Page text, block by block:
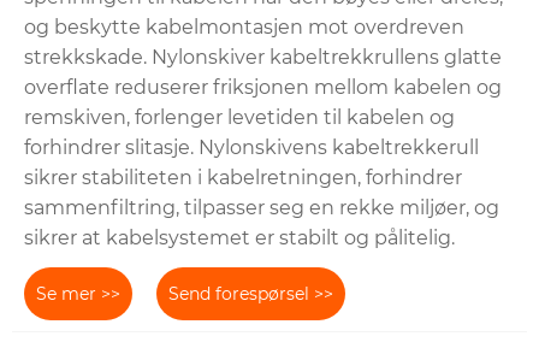
og beskytte kabelmontasjen mot overdreven
strekkskade. Nylonskiver kabeltrekkrullens glatte
overflate reduserer friksjonen mellom kabelen og
remskiven, forlenger levetiden til kabelen og
forhindrer slitasje. Nylonskivens kabeltrekkerull
sikrer stabiliteten i kabelretningen, forhindrer
sammenfiltring, tilpasser seg en rekke miljøer, og
sikrer at kabelsystemet er stabilt og pålitelig.
Se mer >> Send forespørsel >>